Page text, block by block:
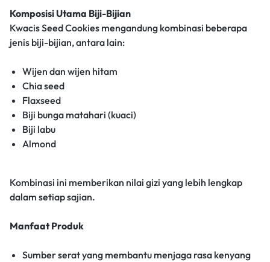
Komposisi Utama Biji-Bijian
Kwacis Seed Cookies mengandung kombinasi beberapa
jenis biji-bijian, antara lain:
Wijen dan wijen hitam
Chia seed
Flaxseed
Biji bunga matahari (kuaci)
Biji labu
Almond
Kombinasi ini memberikan nilai gizi yang lebih lengkap
dalam setiap sajian.
Manfaat Produk
Sumber serat yang membantu menjaga rasa kenyang